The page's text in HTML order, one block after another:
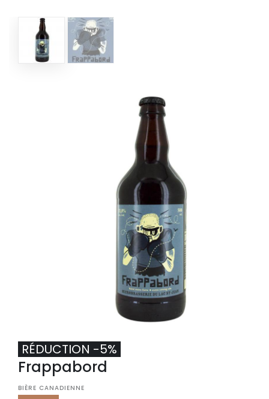
Frappabord
BIÈRE CANADIENNE
RÉDUCTION -5%